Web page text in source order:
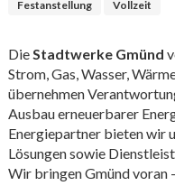
Festanstellung Vollzeit
DieStadtwerke Gmünd
Strom, Gas, Wasser,
übernehmen
Ausbau erneuerbarer
Energiepartner bieten wir
Lösungen sowie
Wir bringen Gmünd voran